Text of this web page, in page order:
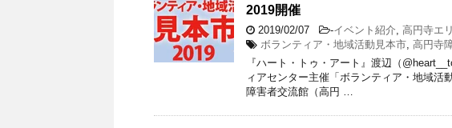
2019開催
2019/02/07 -イベント紹介, 高円寺エ
ボランティア・地域活動見本市, 高円寺
『ハート・トゥ・アート』渡辺（
ィアセンター主催「ボランティア・地域活
障害者交流館（高円 …